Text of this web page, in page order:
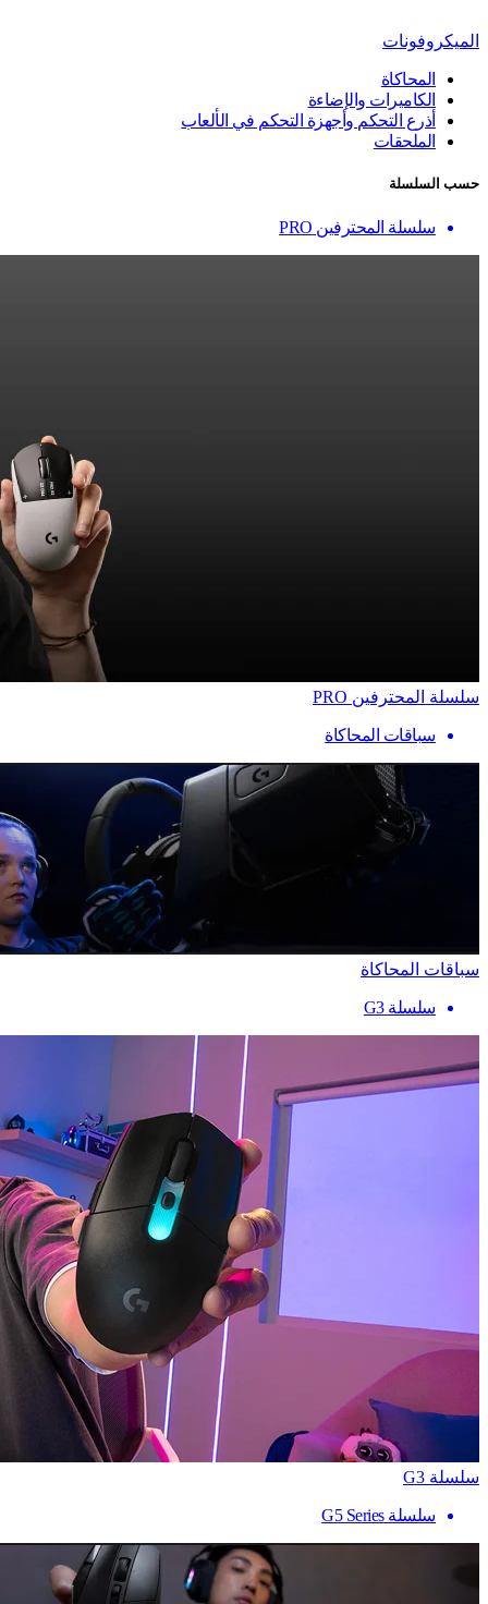
الميكروفونات
المحاكاة
الكاميرات والإضاءة
أذرع التحكم وأجهزة التحكم في الألعاب
الملحقات
حسب السلسلة
سلسلة المحترفين PRO
سلسلة المحترفين PRO
سباقات المحاكاة
سباقات المحاكاة
سلسلة G3
سلسلة G3
سلسلة G5 Series